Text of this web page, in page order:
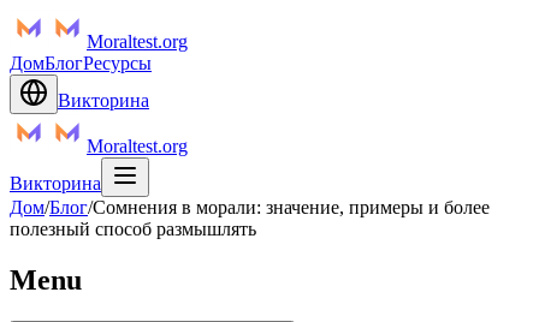
Moraltest.org
ДомБлогРесурсы
Викторина
Moraltest.org
Викторина
Дом/Блог/Сомнения в морали: значение, примеры и более
полезный способ размышлять
Menu